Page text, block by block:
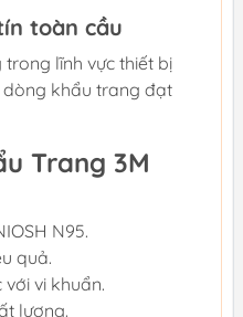
toàn cầu
trong lĩnh vực thiết bị
khẩu trang đạt
Trang 3M
N95.
quả.
với vi khuẩn.
lượng.